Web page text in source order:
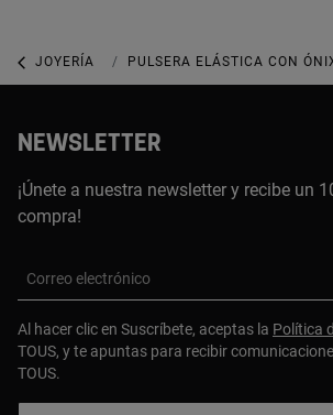
JOYERÍA JOYAS CON GEMAS
PULSERA ELÁSTICA CON
NEWSLETTER
¡Únete a nuestra newsletter y recibe un
compra!
Correo electrónico
Al hacer clic en Suscríbete, aceptas la Política
TOUS, y te apuntas para recibir
TOUS.